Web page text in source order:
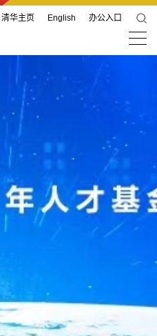
清华主页 English 办公入口